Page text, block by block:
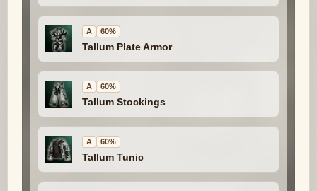
A 60%
Tallum Plate Armor
A 60%
Tallum Stockings
A 60%
Tallum Tunic